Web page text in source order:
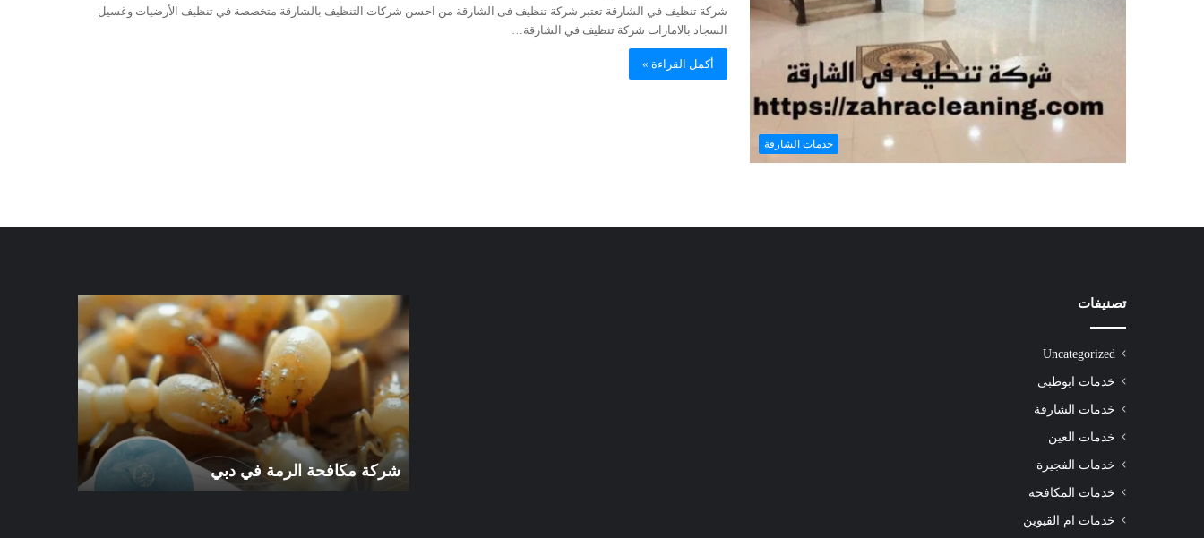
خدمات الشارقة
شركة تنظيف في الشارقة تعتبر شركة تنظيف فى الشارقة من احسن شركات التنظيف بالشارقة متخصصة في تنظيف الأرضيات وغسيل
السجاد بالامارات شركة تنظيف في الشارقة…
أكمل القراءة »
تصنيفات
Uncategorized
خدمات ابوظبى
خدمات الشارقة
خدمات العين
خدمات الفجيرة
خدمات المكافحة
خدمات ام القيوين
الشارقة
|0508872055|
شركة تنظيف سجاد الشارقة |0508872055|
شركة
مكافحة
في
دبي
شركة مكافحة الرمة في دبي
شركة
مكافحة
الرمة
الورقاء